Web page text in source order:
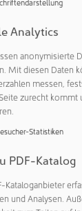
rund um
Interessierten
Produkte
ihren
Teilnahme
der
Analytics
anonymisierte
Mit diesen Daten
messen,
zurecht kommt
Statistiken
PDF-Katalog
Kataloganbieter
und Analysen.